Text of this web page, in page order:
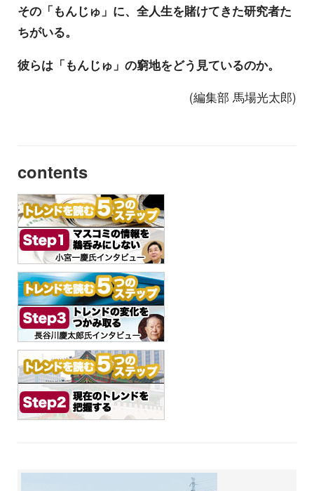
その「もんじゅ」に、全人生を賭けてきた研究者た
ちがいる。
彼らは「もんじゅ」の窮地をどう見ているのか。
(編集部 馬場光太郎)
contents